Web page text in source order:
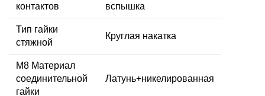
контактов
вспышка
Тип гайки
стяжной
Круглая накатка
М8 Материал
соединительной
гайки
Латунь+никелированная